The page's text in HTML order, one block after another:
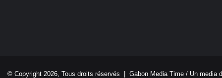
© Copyright 2026, Tous droits réservés | Gabon Media Time / Un media